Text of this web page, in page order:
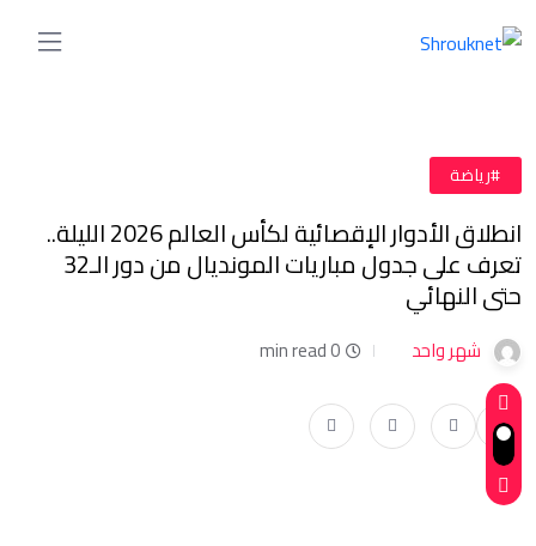
#رياضة
انطلاق الأدوار الإقصائية لكأس العالم 2026 الليلة..
تعرف على جدول مباريات المونديال من دور الـ32
حتى النهائي
شهر واحد 0 min read